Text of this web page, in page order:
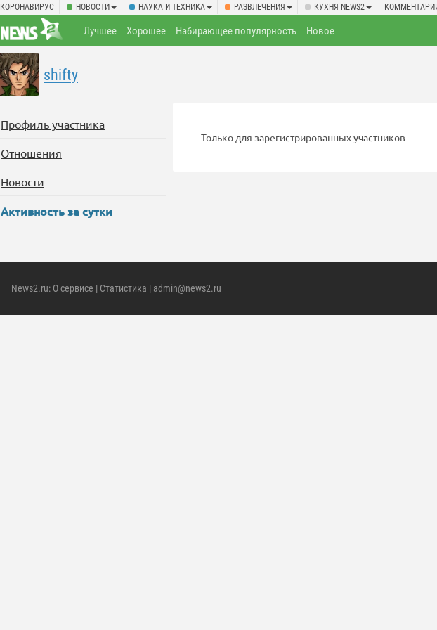
КОРОНАВИРУС НОВОСТИ НАУКА И ТЕХНИКА РАЗВЛЕЧЕНИЯ КУХНЯ NEWS2
Лучшее Хорошее Набирающее популярность Новое
shifty
Профиль участника
Отношения
Новости
Активность за сутки
Только для зарегистрированных участников
News2.ru: О сервисе | Статистика | admin@news2.ru